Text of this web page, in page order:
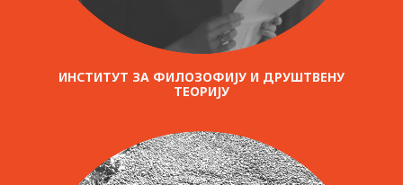
ИНСТИТУТ ЗА ФИЛОЗОФИЈУ И ДРУШТВЕНУ
ТЕОРИЈУ